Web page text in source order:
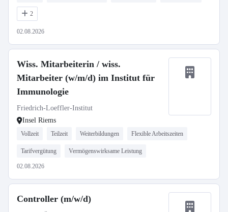
2
02.08.2026
Wiss. Mitarbeiterin / wiss.
Mitarbeiter (w/m/d) im Institut für
Immunologie
Friedrich-Loeffler-Institut
Insel Riems
Vollzeit Teilzeit Weiterbildungen Flexible Arbeitszeiten
Tarifvergütung Vermögenswirksame Leistung
02.08.2026
Controller (m/w/d)